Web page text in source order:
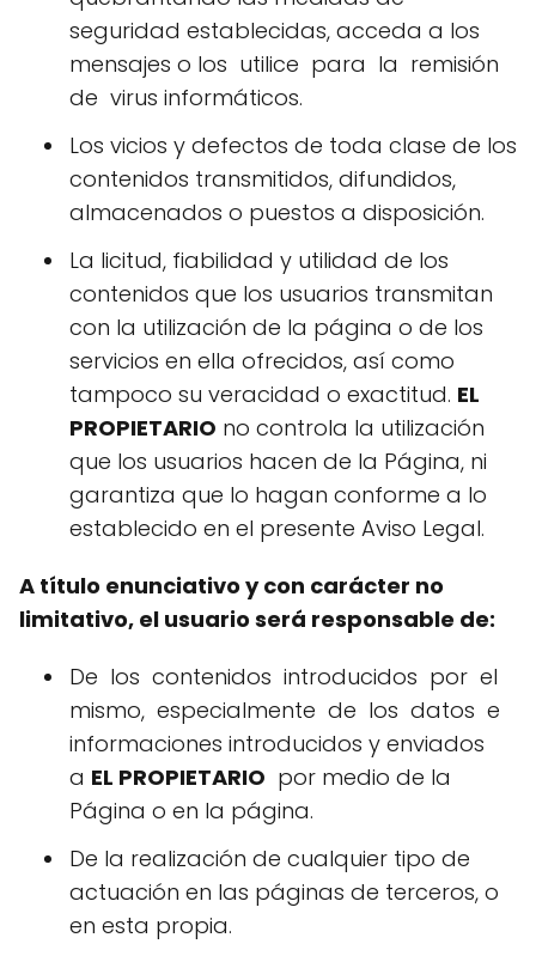
seguridad establecidas, acceda a los
mensajes o los utilice para la remisión
de virus informáticos.
Los vicios y defectos de toda clase de los
contenidos transmitidos, difundidos,
almacenados o puestos a disposición.
La licitud, fiabilidad y utilidad de los
contenidos que los usuarios transmitan
con la utilización de la página o de los
servicios en ella ofrecidos, así como
tampoco su veracidad o exactitud. EL
PROPIETARIO no controla la utilización
que los usuarios hacen de la Página, ni
garantiza que lo hagan conforme a lo
establecido en el presente Aviso Legal.
A título enunciativo y con carácter no
limitativo, el usuario será responsable de:
De los contenidos introducidos por el
mismo, especialmente de los datos e
informaciones introducidos y enviados
a EL PROPIETARIO por medio de la
Página o en la página.
De la realización de cualquier tipo de
actuación en las páginas de terceros, o
en esta propia.